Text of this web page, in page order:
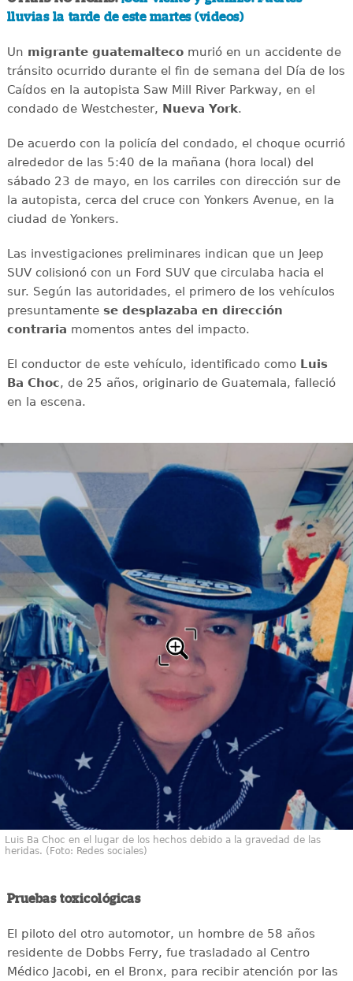
lluvias la tarde de este martes (videos)
Un migrante guatemaltecomurió en un accidente de
tránsito ocurrido durante el fin de semana del Día de los
Caídos en la autopista Saw Mill River Parkway, en el
condado de Westchester, Nueva York.
De acuerdo con la policía del condado, el choque ocurrió
alrededor de las 5:40 de la mañana (hora local) del
sábado 23 de mayo, en los carriles con dirección sur de
la autopista, cerca del cruce con Yonkers Avenue, en la
ciudad de Yonkers.
Las investigaciones preliminares indican que un Jeep
SUV colisionó con un Ford SUV que circulaba hacia el
sur. Según las autoridades, el primero de los vehículos
presuntamente se desplazaba en dirección
contraria momentos antes del impacto.
El conductor de este vehículo, identificado como Luis
Ba Choc, de 25 años, originario de Guatemala, falleció
en la escena.
Luis Ba Choc en el lugar de los hechos debido a la gravedad de las
heridas. (Foto: Redes sociales)
Pruebas toxicológicas
El piloto del otro automotor, un hombre de 58 años
residente de Dobbs Ferry, fue trasladado al Centro
Médico Jacobi, en el Bronx, para recibir atención por las